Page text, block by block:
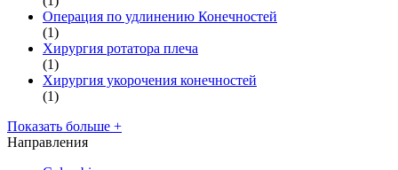
Операция по удлинению Конечностей
(1)
Хирургия ротатора плеча
(1)
Хирургия укорочения конечностей
(1)
Показать больше +
Направления